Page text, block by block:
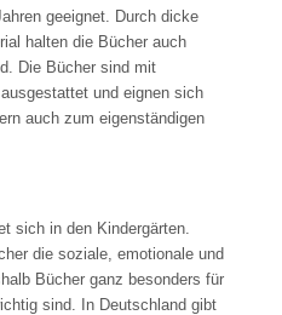
geeignet. Durch dicke
halten die Bücher auch
Die Bücher sind mit
und eignen sich
auch zum eigenständigen
sich in den Kindergärten.
die soziale, emotionale und
Bücher ganz besonders für
sind. In Deutschland gibt